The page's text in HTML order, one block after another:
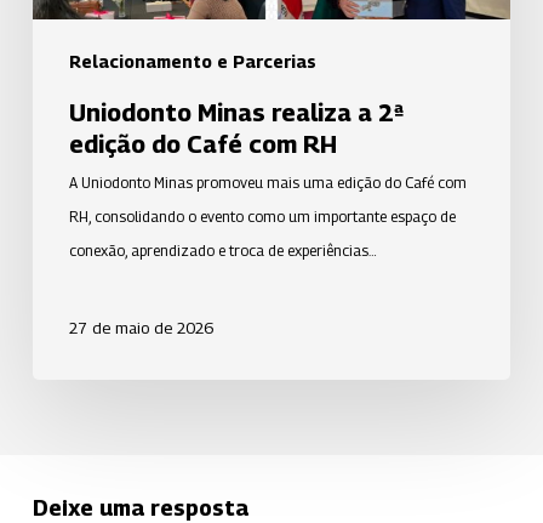
Relacionamento e Parcerias
RH
Uniodonto Minas realiza a 2ª
edição do Café com RH
A Uniodonto Minas promoveu mais uma edição do Café com
RH, consolidando o evento como um importante espaço de
conexão, aprendizado e troca de experiências…
27 de maio de 2026
Deixe uma resposta